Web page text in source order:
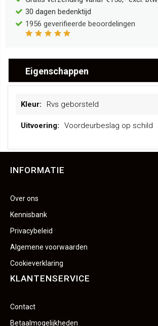
30 dagen bedenktijd
1956 geverifieerde beoordelingen
Eigenschappen
Rvs geborsteld
Voordeurbeslag op schild
INFORMATIE
Over ons
Kennisbank
Privacybeleid
Algemene voorwaarden
Cookieverklaring
KLANTENSERVICE
Contact
Betaalmogelijkheden